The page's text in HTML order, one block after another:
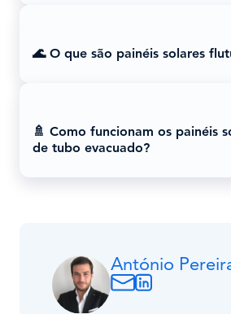
🌊 O que são painéis solares
🚿 Como funcionam os painéis
de tubo evacuado?
António